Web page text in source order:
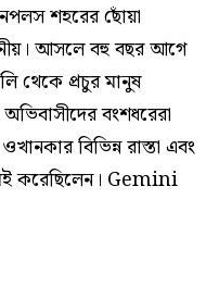
শহরের ছোঁয়া
আসলে বহু বছর আগে
থেকে প্রচুর মানুষ
বংশধরেরা
বিভিন্ন রাস্তা এবং
করেছিলেন। Gemini